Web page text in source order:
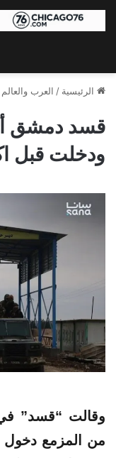
الرئيسية / العرب والعالم
قسد دمشق
ودخلت قبل
وقالت “قسد” في
من المزمع